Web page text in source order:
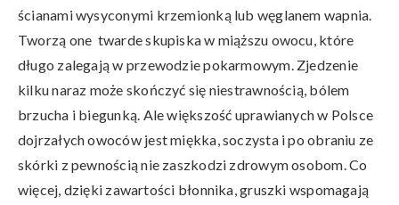
ścianami wysyconymi krzemionką lub węglanem wapnia.
Tworzą one twarde skupiska w miąższu owocu, które
długo zalegają w przewodzie pokarmowym. Zjedzenie
kilku naraz może skończyć się niestrawnością, bólem
brzucha i biegunką. Ale większość uprawianych w Polsce
dojrzałych owoców jest miękka, soczysta i po obraniu ze
skórki z pewnością nie zaszkodzi zdrowym osobom. Co
więcej, dzięki zawartości błonnika, gruszki wspomagają